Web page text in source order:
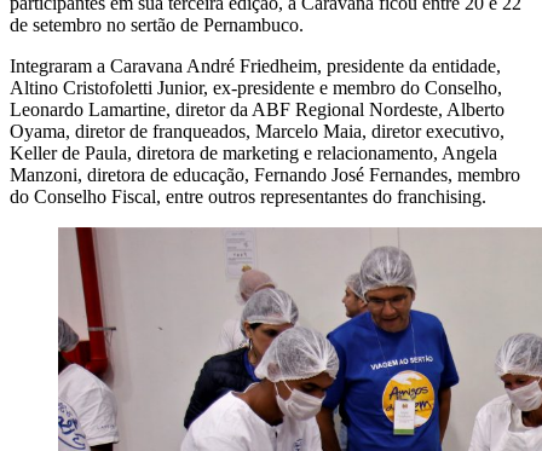
de setembro no sertão de Pernambuco.
Integraram a Caravana André Friedheim, presidente da entidade,
Altino Cristofoletti Junior, ex-presidente e membro do Conselho,
Leonardo Lamartine, diretor da ABF Regional Nordeste, Alberto
Oyama, diretor de franqueados, Marcelo Maia, diretor executivo,
Keller de Paula, diretora de marketing e relacionamento, Angela
Manzoni, diretora de educação, Fernando José Fernandes, membro
do Conselho Fiscal, entre outros representantes do franchising.